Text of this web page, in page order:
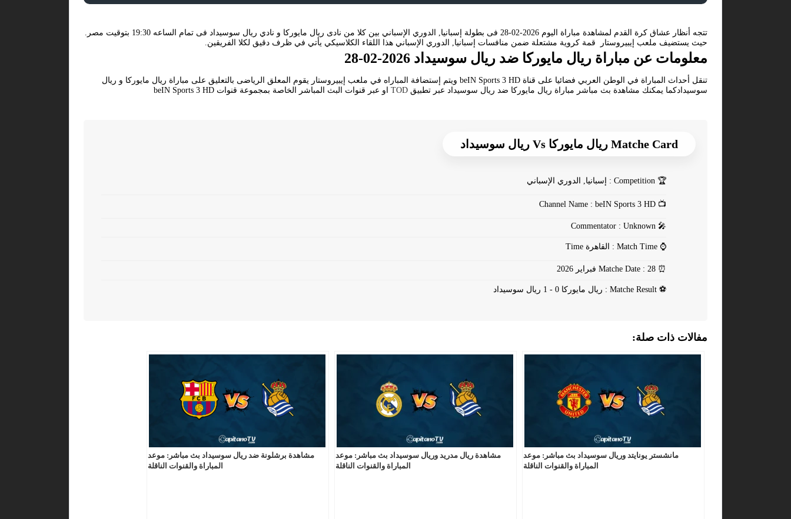
تتجه أنظار عشاق كرة القدم لمشاهدة مباراة اليوم 2026-02-28 فى بطولة إسبانيا, الدوري الإسباني بين كلا من نادى ريال مايوركا و نادي ريال سوسيداد فى تمام الساعه 19:30 بتوقيت مصر.
حيث يستضيف ملعب إيبيروستار قمة كروية مشتعلة ضمن منافسات إسبانيا, الدوري الإسباني هذا اللقاء الكلاسيكي يأتي في ظرف دقيق لكلا الفريقين.
معلومات عن مباراة ريال مايوركا ضد ريال سوسيداد 2026-02-28
تنقل أحداث المباراة في الوطن العربي فضائيا على قناة beIN Sports 3 HD ويتم إستضافة المباراه في ملعب إيبيروستار يقوم المعلق الرياضى بالتعليق على مباراة ريال مايوركا و ريال
سوسيدادكما يمكنك مشاهدة بث مباشر مباراة ريال مايوركا ضد ريال سوسيداد عبر تطبيق TOD او عبر قنوات البث المباشر الخاصة بمجموعة قنوات beIN Sports 3 HD
Matche Card ريال مايوركا Vs ريال سوسيداد
🏆
📺
🎤
⌚
⏰
⚽
مفالات ذات صلة:
مانشستر يونايتد وريال سوسيداد بث مباشر: موعد
المباراة والقنوات الناقلة
مشاهدة ريال مدريد وريال سوسيداد بث مباشر: موعد
المباراة والقنوات الناقلة
مشاهدة برشلونة ضد ريال سوسيداد بث مباشر: موعد
المباراة والقنوات الناقلة